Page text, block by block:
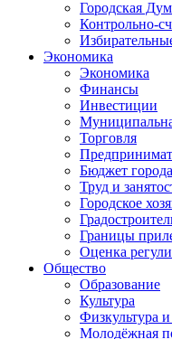
Городская
Контрольно-
Экономика
Экономика
Финансы
Инвестиции
Торговля
Бюджет города
Труд и
Городское
Границы
Оценка
Общество
Образование
Культура
Физкультура
Молодёжная